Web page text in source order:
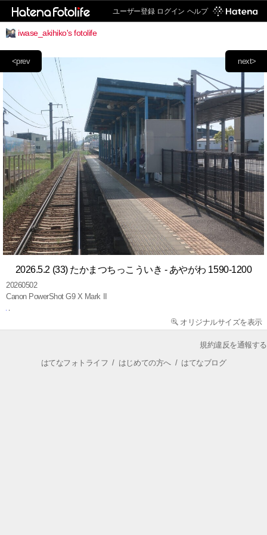
ユーザー登録 ログイン ヘルプ
iwase_akihiko's fotolife
next>
<prev
2026.5.2 (33) たかまつちっこういき - あやがわ 1590-1200
20260502
Canon PowerShot G9 X Mark II
オリジナルサイズを表示
規約違反を通報する
はてなフォトライフ / はじめての方へ/ はてなブログ